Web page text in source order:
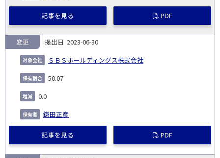
記事を見る PDF
2023-06-30
ＳＢＳホールディングス株式会社
変更
50.07
0.0
鎌田正彦
記事を見る PDF